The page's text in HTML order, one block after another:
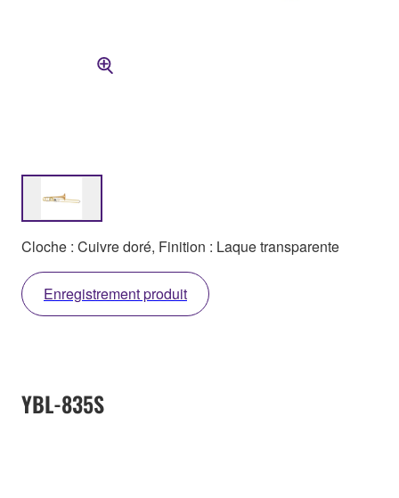
Cloche : Cuivre doré, Finition : Laque transparente
Enregistrement produit
YBL-835S